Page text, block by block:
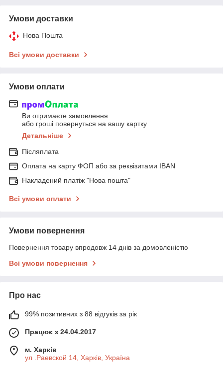
Умови доставки
Нова Пошта
Всі умови доставки
Умови оплати
Ви отримаєте замовлення
або гроші повернуться на вашу картку
Детальніше
Післяплата
Оплата на карту ФОП або за реквізитами IBAN
Накладений платіж "Нова пошта"
Всі умови оплати
Умови повернення
Повернення товару впродовж 14 днів за домовленістю
Всі умови повернення
Про нас
99% позитивних з 88 відгуків за рік
Працює з 24.04.2017
м. Харків
ул .Раевской 14, Харків, Україна